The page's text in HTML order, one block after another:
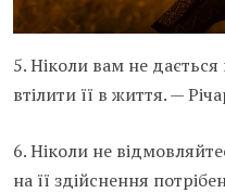
5. Ніколи вам не
втілити її в життя. —
6. Ніколи не
на її здійснення